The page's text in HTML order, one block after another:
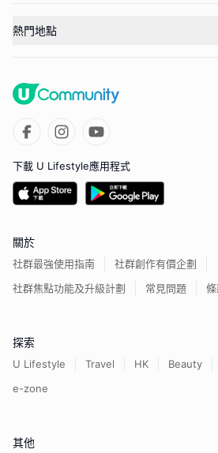
熱門地點
下載 U Lifestyle應用程式
關於
社群最強使用指南
社群創作有價企劃
社群焦點功能及升級計劃
常見問題
探索
U Lifestyle Travel HK Beauty
e-zone
其他